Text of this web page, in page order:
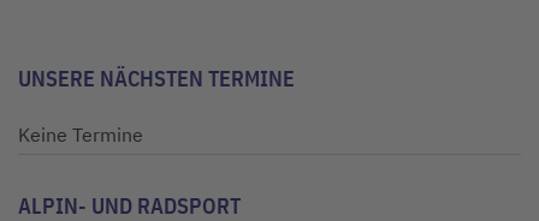
UNSERE NÄCHSTEN TERMINE
Keine Termine
ALPIN- UND RADSPORT